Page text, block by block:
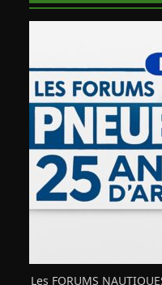
Les FORUMS